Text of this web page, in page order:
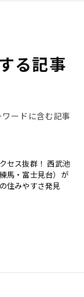
る記事
ードに含む記事
セス抜群！ 西武池
馬・富士見台）が
住みやすさ発見